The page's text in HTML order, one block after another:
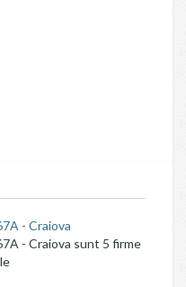
- Craiova
- Craiova sunt 5 firme